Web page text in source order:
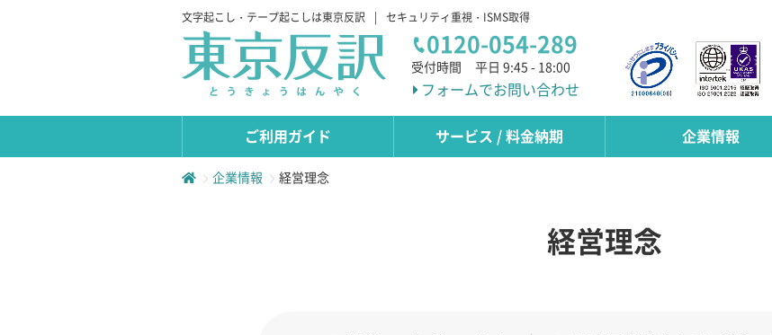
文字起こし・テープ起こしは東京反訳 セキュリティ重視・ISMS取得
0120-054-289
受付時間 平日 9:45 - 18:00
フォームでお問い合わせ
ご利用ガイド サービス / 料金納期 企業情報
企業情報 経営理念
経営理念